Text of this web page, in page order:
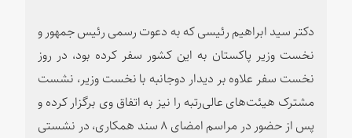
دکتر سید ابراهیم رئیسی که به دعوت رسمی رئیس جمهور و
نخست وزیر پاکستان به این کشور سفر کرده بود، در روز
نخست سفر علاوه بر دیدار دوجانبه با نخست وزیر، نشست
مشترک هیئت‌های عالی‌رتبه را نیز به اتفاق وی برگزار کرده و
پس از حضور در مراسم امضای ۸ سند همکاری، در نشستی